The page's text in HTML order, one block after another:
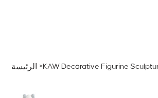
الرئيسة >KAW Decorative Figurine